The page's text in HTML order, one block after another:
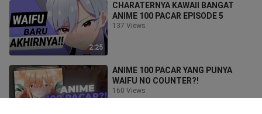
2:25
CHARATERNYA KAWAII BANGAT
ANIME 100 PACAR EPISODE 5
137 Views
ANIME 100 PACAR YANG PUNYA
WAIFU NO COUNTER?!
160 Views